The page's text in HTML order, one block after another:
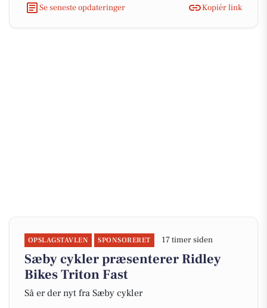
Se seneste opdateringer
Kopiér link
OPSLAGSTAVLEN SPONSORERET 17 timer siden
Sæby cykler præsenterer Ridley
Bikes Triton Fast
Så er der nyt fra Sæby cykler